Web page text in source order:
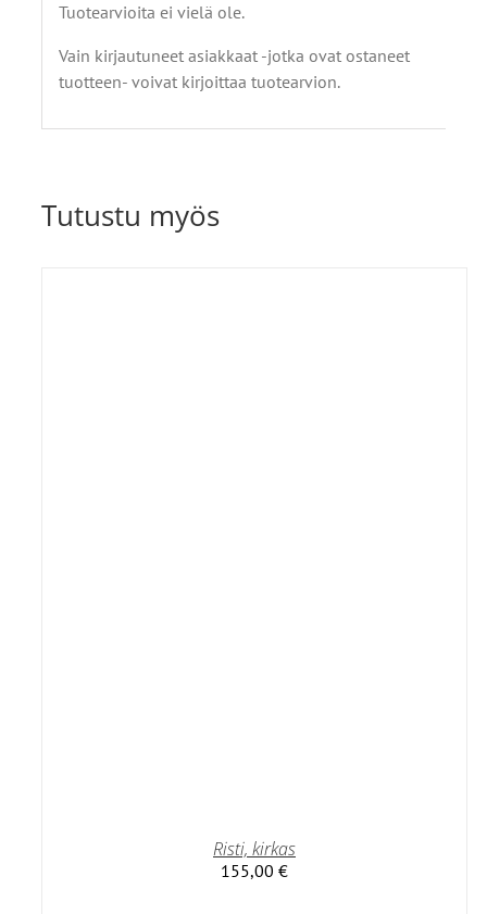
Tuotearvioita ei vielä ole.
Vain kirjautuneet asiakkaat -jotka ovat ostaneet
tuotteen- voivat kirjoittaa tuotearvion.
Tutustu myös
Risti, kirkas
155,00 €